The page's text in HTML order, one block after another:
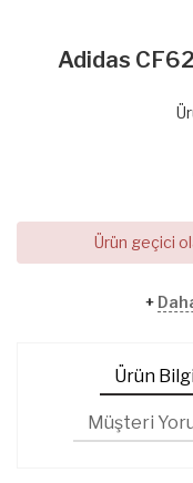
Adidas
Ürün geçici
+
Ürün
Müşteri